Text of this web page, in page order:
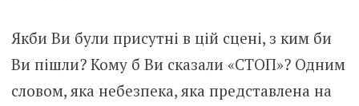
Якби Ви були присутні в цій сцені, з ким би
Ви пішли? Кому б Ви сказали «СТОП»? Одним
словом, яка небезпека, яка представлена на